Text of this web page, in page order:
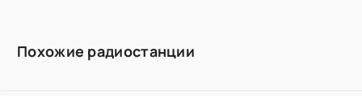
Похожие радиостанции